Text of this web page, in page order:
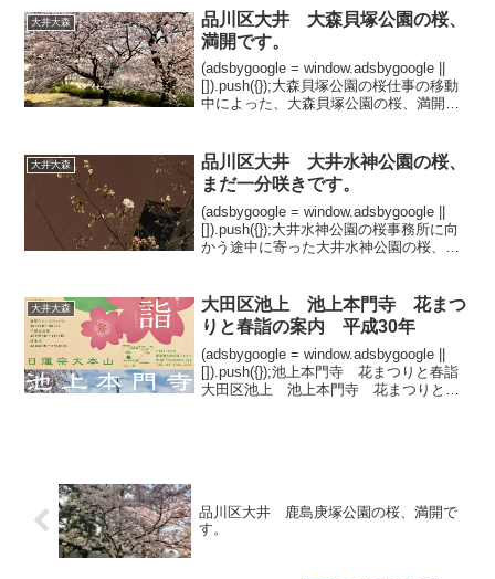
大井大森
品川区大井 大森貝塚公園の桜、
満開です。
(adsbygoogle = window.adsbygoogle ||
[]).push({});大森貝塚公園の桜仕事の移動
中によった、大森貝塚公園の桜、満開で
線...
大井大森
品川区大井 大井水神公園の桜、
まだ一分咲きです。
(adsbygoogle = window.adsbygoogle ||
[]).push({});大井水神公園の桜事務所に向
かう途中に寄った大井水神公園の桜、ま
大井大森
大田区池上 池上本門寺 花まつ
りと春詣の案内 平成30年
(adsbygoogle = window.adsbygoogle ||
[]).push({});池上本門寺 花まつりと春詣
大田区池上 池上本門寺 花まつりと春
品川区大井 鹿島庚塚公園の桜、満開で
す。